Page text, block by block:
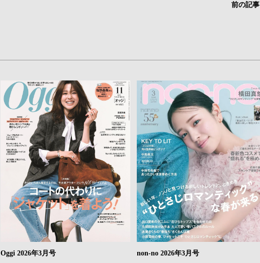
前の記事
Oggi 2026年3月号 non-no 2026年3月号